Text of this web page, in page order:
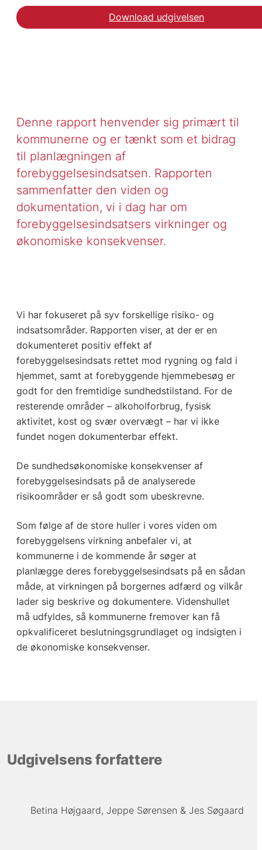
Download udgivelsen
Denne rapport henvender sig primært til
kommunerne og er tænkt som et bidrag
til planlægningen af
forebyggelsesindsatsen. Rapporten
sammenfatter den viden og
dokumentation, vi i dag har om
forebyggelsesindsatsers virkninger og
økonomiske konsekvenser.
Vi har fokuseret på syv forskellige risiko- og
indsatsområder. Rapporten viser, at der er en
dokumenteret positiv effekt af
forebyggelsesindsats rettet mod rygning og fald i
hjemmet, samt at forebyggende hjemmebesøg er
godt for den fremtidige sundhedstilstand. For de
resterende områder – alkoholforbrug, fysisk
aktivitet, kost og svær overvægt – har vi ikke
fundet nogen dokumenterbar effekt.
De sundhedsøkonomiske konsekvenser af
forebyggelsesindsats på de analyserede
risikoområder er så godt som ubeskrevne.
Som følge af de store huller i vores viden om
forebyggelsens virkning anbefaler vi, at
kommunerne i de kommende år søger at
planlægge deres forebyggelsesindsats på en sådan
måde, at virkningen på borgernes adfærd og vilkår
lader sig beskrive og dokumentere. Videnshullet
må udfyldes, så kommunerne fremover kan få
opkvalificeret beslutningsgrundlaget og indsigten i
de økonomiske konsekvenser.
Udgivelsens forfattere
Betina Højgaard Jeppe Sørensen Jes Søgaard